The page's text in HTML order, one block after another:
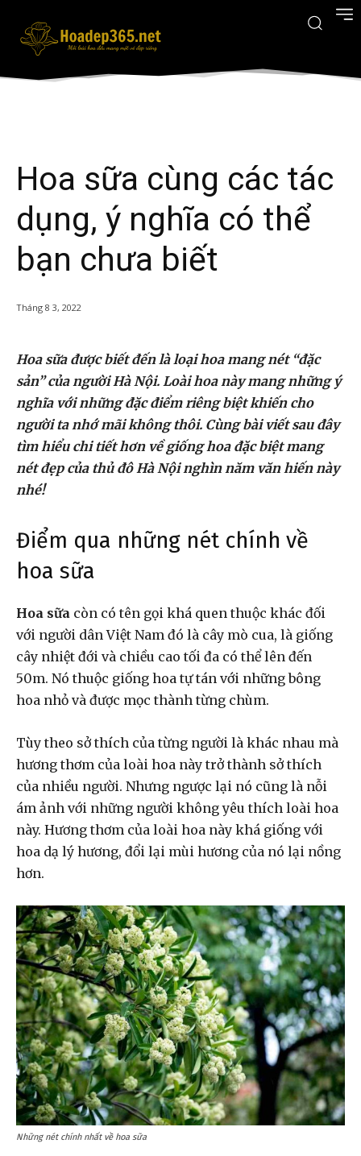
Hoa sữa cùng các tác
dụng, ý nghĩa có thể
bạn chưa biết
Tháng 8 3, 2022
Hoa sữa được biết đến là loại hoa mang nét “đặc
sản” của người Hà Nội. Loài hoa này mang những ý
nghĩa với những đặc điểm riêng biệt khiến cho
người ta nhớ mãi không thôi. Cùng bài viết sau đây
tìm hiểu chi tiết hơn về giống hoa đặc biệt mang
nét đẹp của thủ đô Hà Nội nghìn năm văn hiến này
nhé!
Điểm qua những nét chính về
hoa sữa
Hoa sữa còn có tên gọi khá quen thuộc khác đối
với người dân Việt Nam đó là cây mò cua, là giống
cây nhiệt đới và chiều cao tối đa có thể lên đến
50m. Nó thuộc giống hoa tự tán với những bông
hoa nhỏ và được mọc thành từng chùm.
Tùy theo sở thích của từng người là khác nhau mà
hương thơm của loài hoa này trở thành sở thích
của nhiều người. Nhưng ngược lại nó cũng là nỗi
ám ảnh với những người không yêu thích loài hoa
này. Hương thơm của loài hoa này khá giống với
hoa dạ lý hương, đổi lại mùi hương của nó lại nồng
hơn.
Những nét chính nhất về hoa sữa